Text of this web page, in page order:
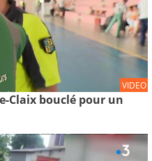
VIDEO
Claix bouclé pour un